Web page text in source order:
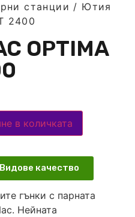
станции / Ютия
2400
OPTIMA
в количката
Видове качество
гънки с парната
Нейната